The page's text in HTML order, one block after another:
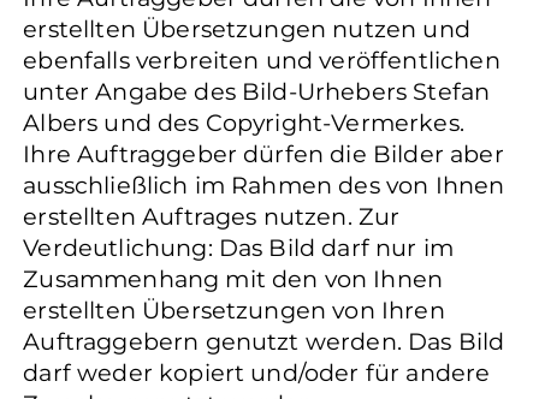
erstellten Übersetzungen nutzen und
ebenfalls verbreiten und veröffentlichen
unter Angabe des Bild-Urhebers Stefan
Albers und des Copyright-Vermerkes.
Ihre Auftraggeber dürfen die Bilder aber
ausschließlich im Rahmen des von Ihnen
erstellten Auftrages nutzen. Zur
Verdeutlichung: Das Bild darf nur im
Zusammenhang mit den von Ihnen
erstellten Übersetzungen von Ihren
Auftraggebern genutzt werden. Das Bild
darf weder kopiert und/oder für andere